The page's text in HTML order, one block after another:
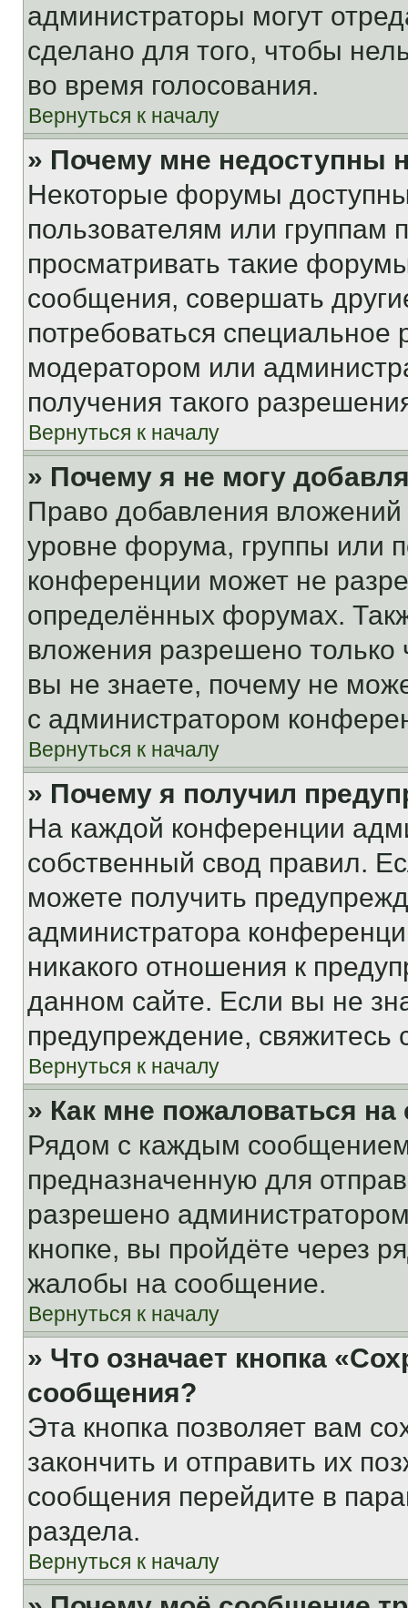
администраторы могут
сделано для того, чтобы
во время голосования.
Вернуться к началу
» Почему мне недоступны
Некоторые форумы
пользователям или группам
просматривать такие
сообщения, совершать
потребоваться
модератором или
получения такого
Вернуться к началу
» Почему я не могу
Право добавления
уровне форума, группы или
конференции может не
определённых форумах.
вложения разрешено
вы не знаете, почему не
с администратором
Вернуться к началу
» Почему я получил
На каждой конференции
собственный свод правил.
можете получить
администратора
никакого отношения к
данном сайте. Если вы не
предупреждение,
Вернуться к началу
» Как мне пожаловаться
Рядом с каждым сообщением
предназначенную для
разрешено
кнопке, вы пройдёте через
жалобы на сообщение.
Вернуться к началу
» Что означает кнопка
сообщения?
Эта кнопка позволяет вам
закончить и отправить их
сообщения перейдите в
раздела.
Вернуться к началу